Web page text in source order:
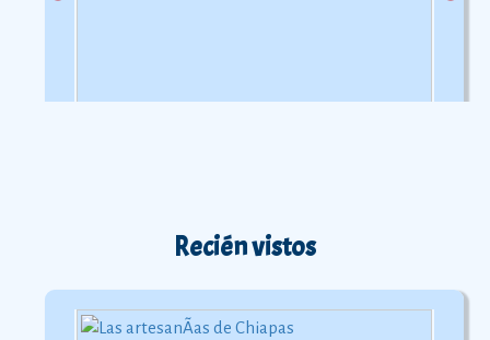
Recién vistos